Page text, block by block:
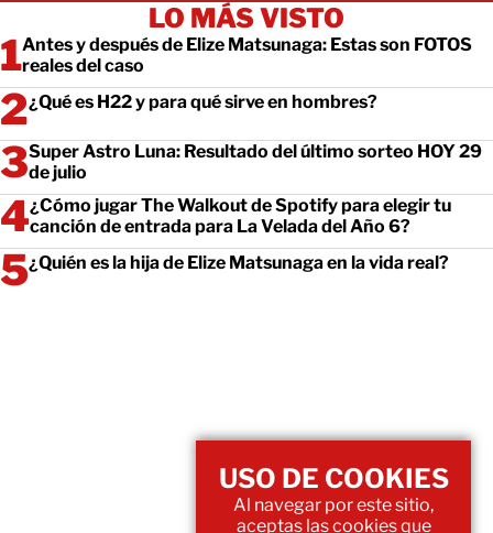
LO MÁS VISTO
Antes y después de Elize Matsunaga: Estas son FOTOS
reales del caso
¿Qué es H22 y para qué sirve en hombres?
Super Astro Luna: Resultado del último sorteo HOY 29
de julio
¿Cómo jugar The Walkout de Spotify para elegir tu
canción de entrada para La Velada del Año 6?
¿Quién es la hija de Elize Matsunaga en la vida real?
USO DE COOKIES
Al navegar por este sitio,
aceptas las cookies que